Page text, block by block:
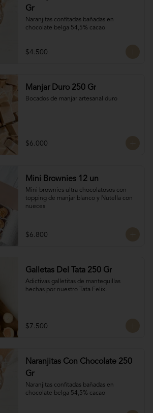
Gr
Naranjitas confitadas bañadas en
chocolate belga 54,5% cacao
$4.500
Manjar Duro 250 Gr
Bocados de manjar artesanal duro
$6.000
Mini Brownies 12 un
Mini brownies ultra chocolatosos con
topping de manjar blanco y Nutella con
nueces
$6.800
Galletas Del Tata 250 Gr
Adictivas galletitas de mantequillas
hechas por nuestro Tata Felix.
$7.500
Naranjitas Con Chocolate 250
Gr
Naranjitas confitadas bañadas en
chocolate belga 54,5% cacao